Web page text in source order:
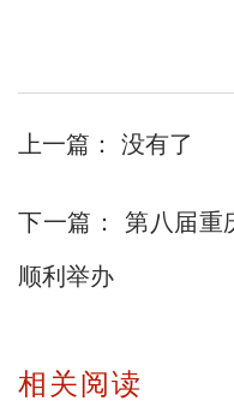
上一篇： 没有了
下一篇： 第八届重
顺利举办
相关阅读